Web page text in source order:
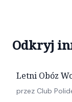
Odkryj
Letni Obóz
przez Club